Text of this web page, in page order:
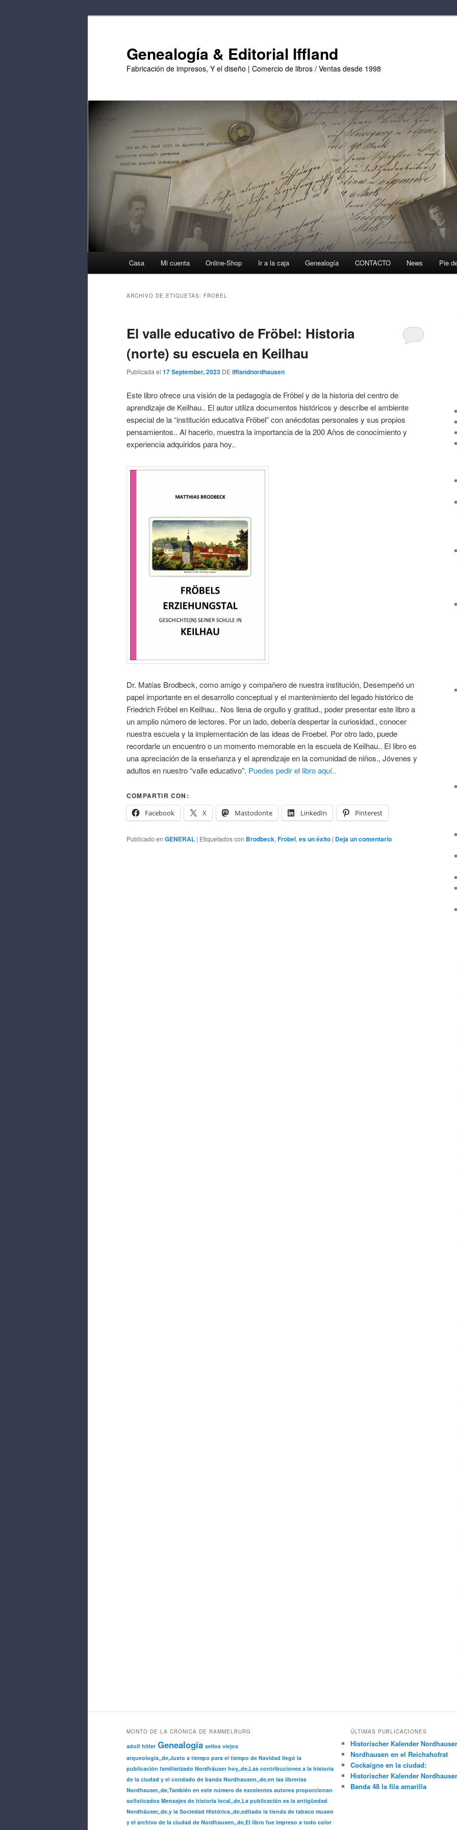
Genealogía & Editorial Iffland
Fabricación de impresos, Y el diseño | Comercio de libros / Ventas desde 1998
Casa Mi cuenta Online-Shop Ir a la caja Genealogía CONTACTO News Pie
ARCHIVO DE ETIQUETAS: FROBEL
El valle educativo de Fröbel: Historia
(norte) su escuela en Keilhau
Publicada el 17 September, 2023 DE ifflandnordhausen
Este libro ofrece una visión de la pedagogía de Fröbel y de la historia del centro de
aprendizaje de Keilhau.. El autor utiliza documentos históricos y describe el ambiente
especial de la “institución educativa Fröbel” con anécdotas personales y sus propios
pensamientos.. Al hacerlo, muestra la importancia de la 200 Años de conocimiento y
experiencia adquiridos para hoy..
Dr. Matías Brodbeck, como amigo y compañero de nuestra institución, Desempeñó un
papel importante en el desarrollo conceptual y el mantenimiento del legado histórico de
Friedrich Fröbel en Keilhau.. Nos llena de orgullo y gratitud., poder presentar este libro a
un amplio número de lectores. Por un lado, debería despertar la curiosidad., conocer
nuestra escuela y la implementación de las ideas de Froebel. Por otro lado, puede
recordarle un encuentro o un momento memorable en la escuela de Keilhau.. El libro es
una apreciación de la enseñanza y el aprendizaje en la comunidad de niños., Jóvenes y
adultos en nuestro “valle educativo”. Puedes pedir el libro aquí..
COMPARTIR CON:
Facebook
X Mastodonte LinkedIn Pinterest
Publicado en GENERAL | Etiquetados con Brodbeck, Frobel, es un éxito | Deja un comentario
MONTO DE LA CRÓNICA DE RAMMELBURG
adolf hitler Genealogía sellos viejos
arqueología,,de,Justo a tiempo para el tiempo de Navidad llegó la
publicación familiarizado Nordhäuser hoy,,de,Las contribuciones a la historia
de la ciudad y el condado de banda Nordhausen,,de,en las librerías
Nordhauser,,de,También en este número de excelentes autores proporcionan
sofisticados Mensajes de historia local,,de,La publicación es la antigüedad
Nordhäuser,,de,y la Sociedad Histórica,,de,editado la tienda de tabaco museo
y el archivo de la ciudad de Nordhausen,,de,El libro fue impreso a todo color
ÚLTIMAS PUBLICACIONES
Historischer Kalender
Nordhausen en el Reichshofrat
Cockaigne en la ciudad:
Historischer Kalender
Banda 48 la fila amarilla